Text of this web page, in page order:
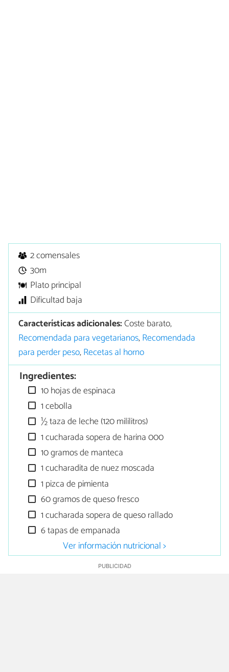
2 comensales
30m
Plato principal
Dificultad baja
Características adicionales:Coste barato,
Recomendada para vegetarianos,Recomendada
para perder peso,Recetas al horno
Ingredientes:
10 hojas de espinaca
1 cebolla
½ taza de leche (120 mililitros)
1 cucharada sopera de harina 000
10 gramos de manteca
1 cucharadita de nuez moscada
1 pizca de pimienta
60 gramos de queso fresco
1 cucharada sopera de queso rallado
6 tapas de empanada
Ver información nutricional >